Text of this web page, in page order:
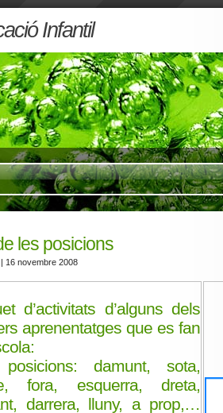
Infantil
les posicions
| 16 novembre 2008
d’activitats d’alguns dels
aprenentatges que es fan
damunt, sota,
fora, esquerra, dreta,
darrera, lluny, a prop,…